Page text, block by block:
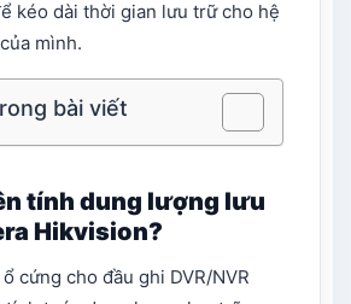
kéo dài thời gian lưu trữ cho hệ
mình.
bài viết
tính dung lượng lưu
Hikvision?
cứng cho đầu ghi DVR/NVR